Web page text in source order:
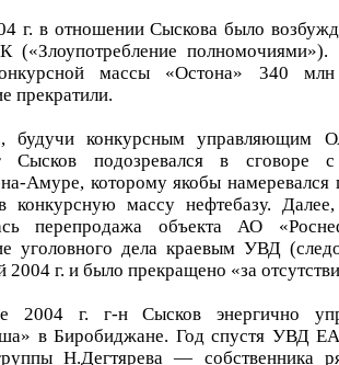
г. в отношении Сыскова было
(«Злоупотребление
массы «Остона» 340
прекратили.
будучи конкурсным управляющим
Сысков подозревался в сговоре с
Амуре, которому якобы намеревался
конкурсную массу нефтебазу.
перепродажа объекта АО
уголовного дела краевым УВД
2004 г. и было прекращено «за
г. г-н Сысков энергично
в Биробиджане. Год спустя УВД
Н.Дегтярева — собственника